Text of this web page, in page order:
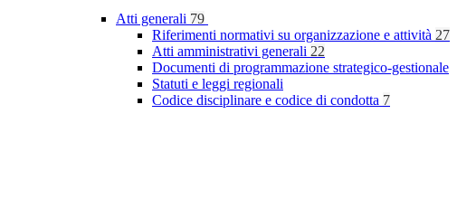
Atti generali 79
Riferimenti normativi su organizzazione e attività 27
Atti amministrativi generali 22
Documenti di programmazione strategico-gestionale
Statuti e leggi regionali
Codice disciplinare e codice di condotta 7